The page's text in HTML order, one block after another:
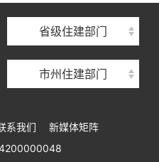
省级住建部门
市州住建部门
系我们
新媒体矩阵